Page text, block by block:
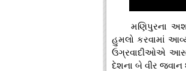
મણિપુરના
હુમલો કરવામાં
ઉગ્રવાદીઓએ
દેશના બે વીર જવાન